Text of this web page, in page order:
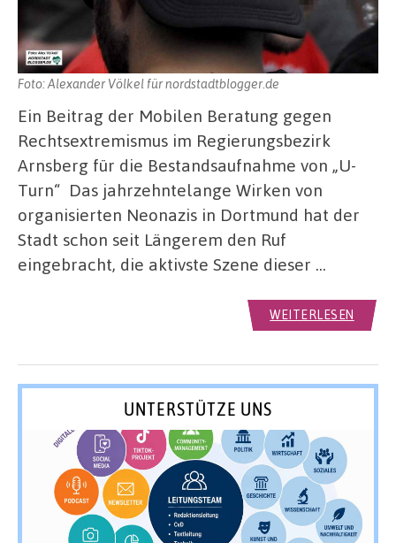
Foto: Alexander Völkel für nordstadtblogger.de
Ein Beitrag der Mobilen Beratung gegen
Rechtsextremismus im Regierungsbezirk
Arnsberg für die Bestandsaufnahme von „U-
Turn“ Das jahrzehntelange Wirken von
organisierten Neonazis in Dortmund hat der
Stadt schon seit Längerem den Ruf
eingebracht, die aktivste Szene dieser …
WEITERLESEN
UNTERSTÜTZE UNS